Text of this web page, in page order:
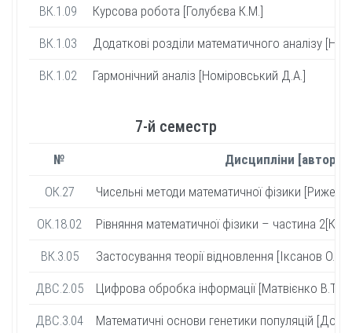
ВК.1.09 Курсова робота [Голубєва К.М.]
ВК.1.03 Додаткові розділи математичного аналізу
ВК.1.02 Гармонічний аналіз [Номіровський Д.А.]
7-й семестр
№ Дисципліни [автор]
ОК.27 Чисельні методи математичної фізики
ОК.18.02 Рівняння математичної фізики – частина
ВК.3.05 Застосування теорії відновлення [Іксанов О.М.]
ДВС.2.05 Цифрова обробка інформації [Матвієнко В.Т.]
ДВС.3.04 Математичні основи генетики популяцій